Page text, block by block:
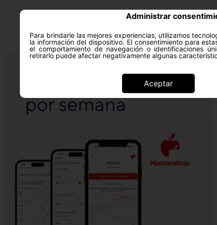
Administrar
Para brindarle las mejores experiencias, utilizamos
la información del dispositivo. El consentimiento para
el comportamiento de navegación o identificaciones
retirarlo puede afectar negativamente algunas
Aceptar